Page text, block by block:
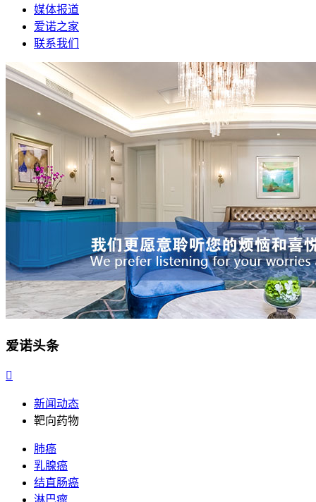
媒体报道
爱诺之家
联系我们
爱诺头条

新闻动态
靶向药物
肺癌
乳腺癌
结直肠癌
淋巴瘤